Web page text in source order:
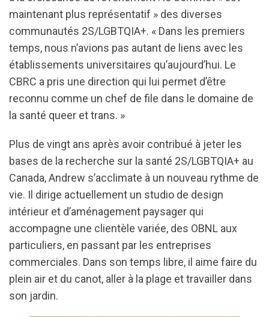
maintenant plus représentatif » des diverses
communautés 2S/LGBTQIA+. « Dans les premiers
temps, nous n’avions pas autant de liens avec les
établissements universitaires qu’aujourd’hui. Le
CBRC a pris une direction qui lui permet d’être
reconnu comme un chef de file dans le domaine de
la santé queer et trans. »
Plus de vingt ans après avoir contribué à jeter les
bases de la recherche sur la santé 2S/LGBTQIA+ au
Canada, Andrew s’acclimate à un nouveau rythme de
vie. Il dirige actuellement un studio de design
intérieur et d’aménagement paysager qui
accompagne une clientèle variée, des OBNL aux
particuliers, en passant par les entreprises
commerciales. Dans son temps libre, il aime faire du
plein air et du canot, aller à la plage et travailler dans
son jardin.